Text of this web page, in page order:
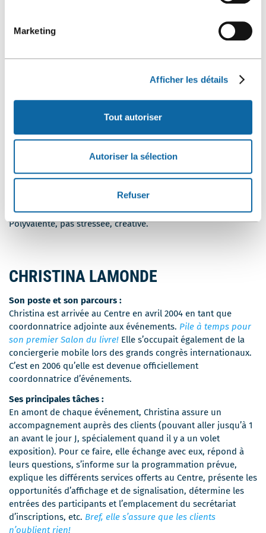
Marketing
Afficher les détails
Tout autoriser
Autoriser la sélection
Refuser
objets promotionnels, déplacements des délégués, etc.) En
d’autres mots, Renée-Frédérique contribue fièrement à faire
communications et de marketing portent fruit et qu’elles
Son projet le plus « tout sauf conventionnel » :
tournage des capsules du lutin malicieux en décembre 2023,
pour les réseaux sociaux du Centre. En ce sens, elle s’assure
dans les différents projets que nous faisons et dans nos
Renée-Fred en un seul mot… ou deux, ou trois :
Polyvalente, pas stressée, créative.
CHRISTINA LAMONDE
Son poste et son parcours :
Christina est arrivée au Centre en avril 2004 en tant que
coordonnatrice adjointe aux événements. Pile à temps pour
son premier Salon du livre! Elle s’occupait également de la
conciergerie mobile lors des grands congrès internationaux.
C’est en 2006 qu’elle est devenue officiellement
coordonnatrice d’événements.
Ses principales tâches :
En amont de chaque événement, Christina assure un
accompagnement auprès des clients (pouvant aller jusqu’à 1
an avant le jour J, spécialement quand il y a un volet
exposition). Pour ce faire, elle échange avec eux, répond à
leurs questions, s’informe sur la programmation prévue,
explique les différents services offerts au Centre, présente les
opportunités d’affichage et de signalisation, détermine les
entrées des participants et l’emplacement du secrétariat
d’inscriptions, etc. Bref, elle s’assure que les clients
n’oublient rien!